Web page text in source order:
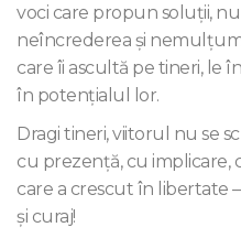
voci care propun soluții,
neîncrederea și
care îi ascultă pe tineri, le
în potențialul lor.
Dragi tineri, viitorul nu se
cu prezență, cu implicare,
care a crescut în libertate
și curaj!